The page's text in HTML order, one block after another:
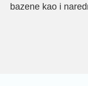
bazene kao i